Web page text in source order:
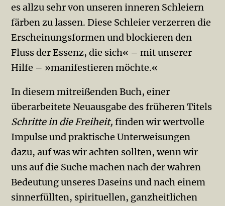
es allzu sehr von unseren inneren Schleiern
färben zu lassen. Diese Schleier verzerren die
Erscheinungsformen und blockieren den
Fluss der Essenz, die sich« – mit unserer
Hilfe – »manifestieren möchte.«
In diesem mitreißenden Buch, einer
überarbeitete Neuausgabe des früheren Titels
Schritte in die Freiheit, finden wir wertvolle
Impulse und praktische Unterweisungen
dazu, auf was wir achten sollten, wenn wir
uns auf die Suche machen nach der wahren
Bedeutung unseres Daseins und nach einem
sinnerfüllten, spirituellen, ganzheitlichen